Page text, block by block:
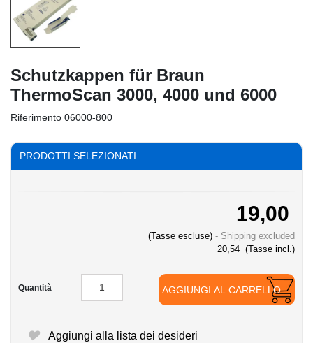
Schutzkappen für Braun
ThermoScan 3000, 4000 und 6000
Riferimento 06000-800
PRODOTTI SELEZIONATI
19,00
(Tasse escluse)
Shipping excluded
20,54 (Tasse incl.)
Quantità AGGIUNGI AL CARRELLO
Aggiungi alla lista dei desideri